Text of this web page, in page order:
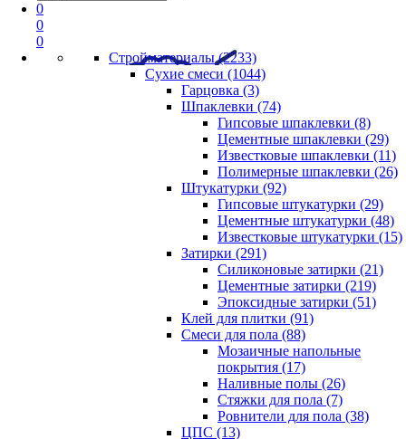
0
0
0
Стройматериалы (2233)
Сухие смеси (1044)
Гарцовка (3)
Шпаклевки (74)
Гипсовые шпаклевки (8)
Цементные шпаклевки (29)
Известковые шпаклевки (11)
Полимерные шпаклевки (26)
Штукатурки (92)
Гипсовые штукатурки (29)
Цементные штукатурки (48)
Известковые штукатурки (15)
Затирки (291)
Силиконовые затирки (21)
Цементные затирки (219)
Эпоксидные затирки (51)
Клей для плитки (91)
Смеси для пола (88)
Мозаичные напольные
покрытия (17)
Наливные полы (26)
Стяжки для пола (7)
Ровнители для пола (38)
ЦПС (13)